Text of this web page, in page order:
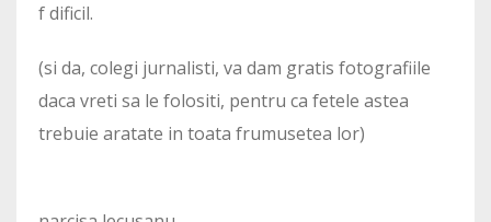
f dificil.
(si da, colegi jurnalisti, va dam gratis fotografiile
daca vreti sa le folositi, pentru ca fetele astea
trebuie aratate in toata frumusetea lor)